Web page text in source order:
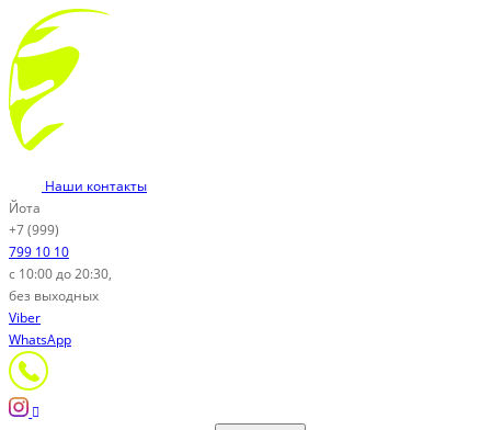
Наши контакты
Йота
+7 (999)
799 10 10
с 10:00 до 20:30,
без выходных
Viber
WhatsApp